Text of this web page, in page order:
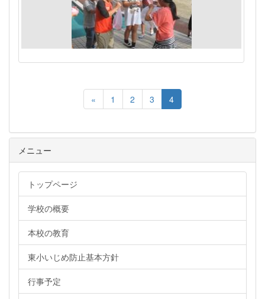
« 1 2 3 4
メニュー
トップページ
学校の概要
本校の教育
東小いじめ防止基本方針
行事予定